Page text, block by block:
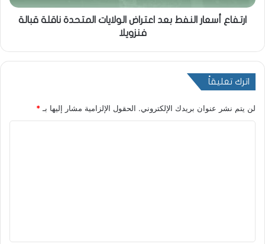
ارتفاع أسعار النفط بعد اعتراض الولايات المتحدة ناقلة قبالة
فنزويلا
اترك تعليقاً
لن يتم نشر عنوان بريدك الإلكتروني. الحقول الإلزامية مشار إليها بـ *